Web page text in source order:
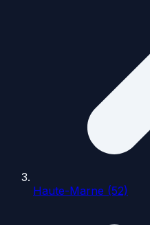
Haute-Marne (52)